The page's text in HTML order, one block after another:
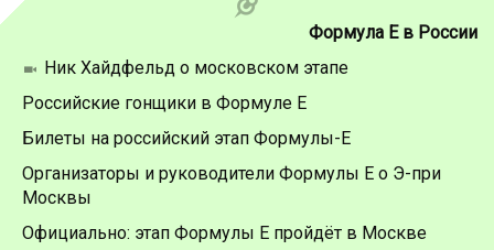
Формула Е в России
Ник Хайдфельд о московском этапе
Российские гонщики в Формуле Е
Билеты на российский этап Формулы-Е
Организаторы и руководители Формулы Е о Э-при
Москвы
Официально: этап Формулы Е пройдёт в Москве